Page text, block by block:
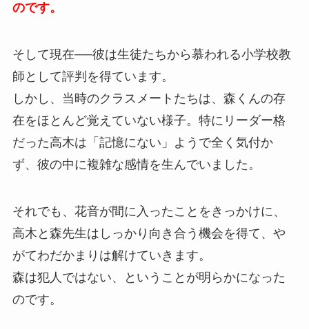
のです。
そして現在──彼は生徒たちから慕われる小学校教
師として評判を得ています。
しかし、当時のクラスメートたちは、森くんの存
在をほとんど覚えていない様子。特にリーダー格
だった高木は「記憶にない」ようで全く気付か
ず、彼の中に複雑な感情を生んでいました。
それでも、花音が間に入ったことをきっかけに、
高木と森先生はしっかり向き合う機会を得て、や
がてわだかまりは解けていきます。
森は犯人ではない、ということが明らかになった
のです。